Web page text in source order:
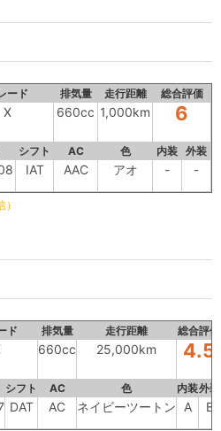
ード 排気量 走行距離 総合評価
X 660cc 1,000km 6
シフト AC 色 内装 外装
IAT AAC アオ - -
ド 排気量 走行距離 総合評価
660cc 25,000km 4.5
シフト AC 色 内装外装
DAT AC ネイビーツートン A B